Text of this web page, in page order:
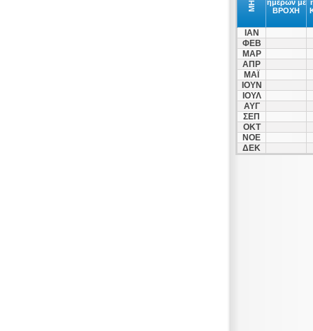
ημερών με
ΒΡΟΧΗ
ΙΑΝ
ΦΕΒ
ΜΑΡ
ΑΠΡ
ΜΑΪ
ΙΟΥΝ
ΙΟΥΛ
ΑΥΓ
ΣΕΠ
ΟΚΤ
ΝΟΕ
ΔΕΚ